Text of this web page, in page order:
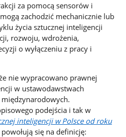
za pomocą sensorów i
zachodzić mechanicznie lub
życia sztucznej inteligencji
rozwoju, wdrożenia,
o wyłączeniu z pracy i
nie wypracowano prawnej
w ustawodawstwach
podejścia i tak w
inteligencji w Polsce od roku
się na definicję: